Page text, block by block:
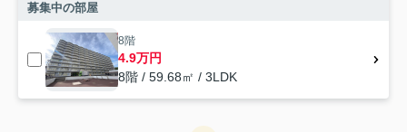
募集中の部屋
8階
4.9万円
8階 / 59.68㎡ / 3LDK